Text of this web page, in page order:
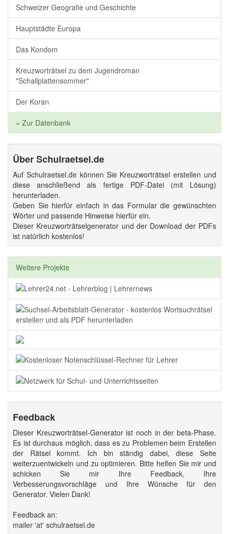
Schweizer Geografie und Geschichte
Hauptstädte Europa
Das Kondom
Kreuzworträtsel zu dem Jugendroman
"Schallplattensommer"
Der Koran
» Zur Datenbank
Über Schulraetsel.de
Auf Schulraetsel.de können Sie Kreuzworträtsel erstellen und
diese anschließend als fertige PDF-Datei (mit Lösung)
herunterladen.
Geben Sie hierfür einfach in das Formular die gewünschten
Wörter und passende Hinweise hierfür ein.
Dieser Kreuzworträtselgenerator und der Download der PDFs
ist natürlich kostenlos!
Weitere Projekte
Feedback
Dieser Kreuzworträtsel-Generator ist noch in der beta-Phase.
Es ist durchaus möglich, dass es zu Problemen beim Erstellen
der Rätsel kommt. Ich bin ständig dabei, diese Seite
weiterzuentwickeln und zu optimieren. Bitte helfen Sie mir und
schicken Sie mir Ihre Feedback, Ihre
Verbesserungsvorschläge und Ihre Wünsche für den
Generator. Vielen Dank!
Feedback an:
mailer 'at' schulraetsel.de